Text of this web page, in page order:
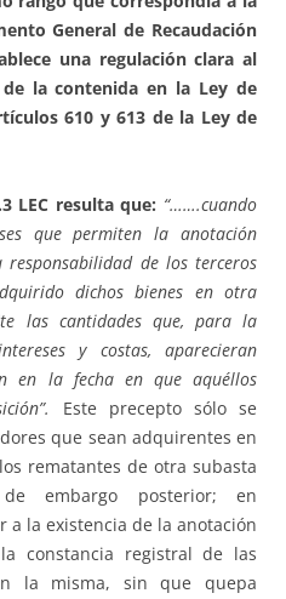
General de Recaudación
una regulación clara al
la contenida en la Ley de
610 y 613 de la Ley de
LEC resulta que: “…….cuando
que permiten la anotación
de los terceros
dichos bienes en otra
las cantidades que, para la
y costas, aparecieran
en la fecha en que aquéllos
Este precepto sólo se
que sean adquirentes en
rematantes de otra subasta
embargo posterior; en
a la existencia de la anotación
constancia registral de las
la misma, sin que quepa